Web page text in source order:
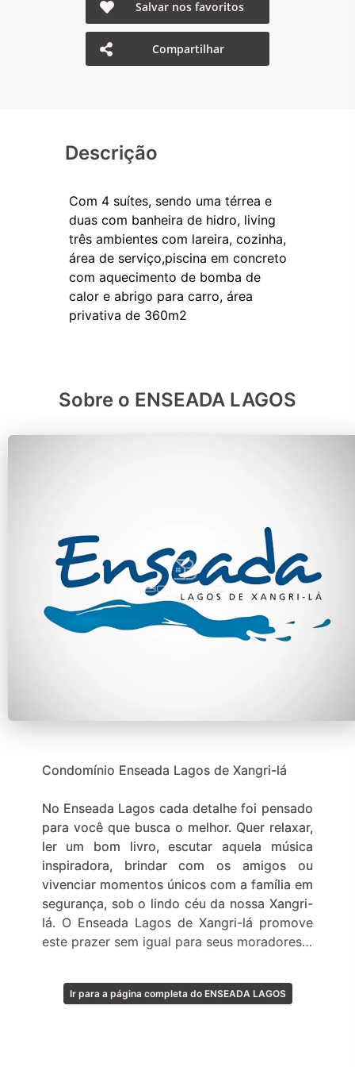
Salvar nos favoritos
Compartilhar
Descrição
Com 4 suítes, sendo uma térrea e
duas com banheira de hidro, living
três ambientes com lareira, cozinha,
área de serviço,piscina em concreto
com aquecimento de bomba de
calor e abrigo para carro, área
Sobre o ENSEADA LAGOS
Condomínio Enseada Lagos de Xangri-lá
No Enseada Lagos cada detalhe foi pensado
para você que busca o melhor. Quer relaxar,
ler um bom livro, escutar aquela música
inspiradora, brindar com os amigos ou
vivenciar momentos únicos com a família em
segurança, sob o lindo céu da nossa Xangri-
lá. O Enseada Lagos de Xangri-lá promove
este prazer sem igual para seus moradores.
É nesta área nobre do litoral norte gaúcho
que em 2008 a Wagnerpar (Grupo Capão
Ir para a página completa do ENSEADA LAGOS